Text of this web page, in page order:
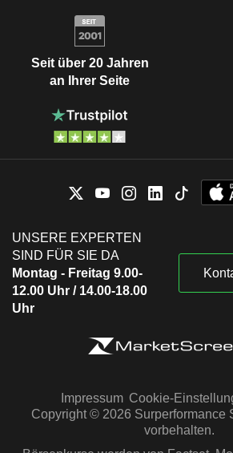
Seit über 20 Jahren
an Ihrer Seite
UNSERE EXPERTEN
SIND FÜR SIE DA
Montag - Freitag 9.00-
12.00 Uhr / 14.00-18.00
Uhr
Impressum Cookie-
Copyright © 2026 Surperformance
vorbehalten.